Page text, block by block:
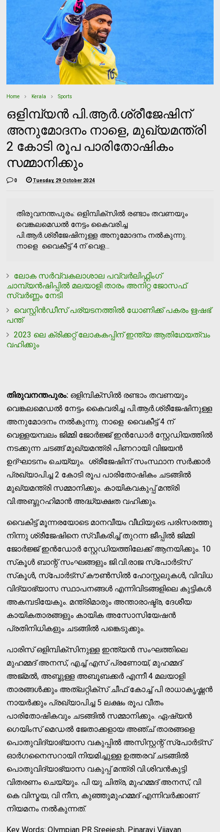
Home Kerala Sports
ഒളിമ്പ്യന്‍ പി.ആര്‍.ശ്രീജേഷിന്
അനുമോദനം നാളെ, മുഖ്യമന്ത്രി
2 കോടി രൂപ പാരിതോഷികം
സമ്മാനിക്കും
0 Tuesday, 29 October 2024
തിരുവനന്തപുരം: ഒളിമ്പിക്‌സില്‍ രണ്ടാം തവണയും
വെങ്കലമെഡല്‍ നേട്ടം കൈവരിച്ച
പി.ആര്‍.ശ്രീജേഷിനുള്ള അനുമോദനം നല്‍കുന്നു.
നാളെ വൈകീട്ട് 4 ന് വെള...
ലോക സര്‍വ്വകലാശാല പവ്വര്‍ലിഫ്റ്റിംഗ്
ചാമ്പ്യന്‍ഷിപ്പില്‍ മലയാളി താരം അനിറ്റ ജോസഫ്
സ്വര്‍ണ്ണം നേടി
വെസ്റ്റിന്‍ഡീസ് പര്യടനത്തില്‍ ധോണിക്ക് പകരം ഋഷഭ്
പന്ത്
2023 ലെ ക്രിക്കറ്റ് ലോകകപ്പിന് ഇന്ത്യ ആതിഥേയത്വം
വഹിക്കും
തിരുവനന്തപുരം: ഒളിമ്പിക്‌സില്‍ രണ്ടാം തവണയും
വെങ്കലമെഡല്‍ നേട്ടം കൈവരിച്ച പി.ആര്‍.ശ്രീജേഷിനുള്ള
അനുമോദനം നല്‍കുന്നു. നാളെ വൈകീട്ട് 4 ന്
വെള്ളയമ്പലം ജിമ്മി ജോര്‍ജ്ജ് ഇന്‍ഡോര്‍ സ്റ്റേഡിയത്തില്‍
നടക്കുന്ന ചടങ്ങ് മുഖ്യമന്ത്രി പിണറായി വിജയന്‍
ഉദ്ഘാടനം ചെയ്യും. ശ്രീജേഷിന് സംസ്ഥാന സര്‍ക്കാര്‍
പ്രഖ്യാപിച്ച 2 കോടി രൂപ പാരിതോഷികം ചടങ്ങില്‍
മുഖ്യമന്ത്രി സമ്മാനിക്കും. കായികവകുപ്പ് മന്ത്രി
വി.അബ്ദുറഹിമാന്‍ അദ്ധ്യക്ഷത വഹിക്കും.
വൈകിട്ട് മൂന്നരയോടെ മാനവീയം വീഥിയുടെ പരിസരത്തു
നിന്നു ശ്രീജേഷിനെ സ്വീകരിച്ച് തുറന്ന ജീപ്പില്‍ ജിമ്മി
ജോര്‍ജ്ജ് ഇന്‍ഡോര്‍ സ്റ്റേഡിയത്തിലേക്ക് ആനയിക്കും. 10
സ്‌കൂള്‍ ബാന്റ് സംഘങ്ങളും ജി.വി.രാജ സ്‌പോര്‍ട്‌സ്
സ്‌കൂള്‍, സ്‌പോര്‍ട്‌സ് കൗണ്‍സില്‍ ഹോസ്റ്റലുകള്‍, വിവിധ
വിദ്യാഭ്യാസ സ്ഥാപനങ്ങള്‍ എന്നിവിടങ്ങളിലെ കുട്ടികള്‍
അകമ്പടിയേകും. മന്ത്രിമാരും അന്താരാഷ്ട്ര, ദേശീയ
കായികതാരങ്ങളും കായിക അസോസിയേഷന്‍
പ്രതിനിധികളും ചടങ്ങില്‍ പങ്കെടുക്കും.
പാരിസ് ഒളിമ്പിക്സിനുള്ള ഇന്ത്യന്‍ സംഘത്തിലെ
മുഹമ്മദ് അനസ്, എച്ച് എസ് പ്രണോയ്, മുഹമ്മദ്
അജ്മല്‍, അബ്ദുള്ള അബൂബക്കര്‍ എന്നീ 4 മലയാളി
താരങ്ങള്‍ക്കും അത്ലറ്റിക്സ് ചീഫ് കോച്ച് പി രാധാകൃഷ്ണന്‍
നായര്‍ക്കും പ്രഖ്യാപിച്ച 5 ലക്ഷം രൂപ വീതം
പാരിതോഷികവും ചടങ്ങില്‍ സമ്മാനിക്കും. ഏഷ്യന്‍
ഗെയിംസ് മെഡല്‍ ജേതാക്കളായ അഞ്ച് താരങ്ങളെ
പൊതുവിദ്യാഭ്യാസ വകുപ്പില്‍ അസിസ്റ്റന്റ് സ്‌പോര്‍ട്‌സ്
ഓര്‍ഗനൈസറായി നിയമിച്ചുള്ള ഉത്തരവ് ചടങ്ങില്‍
പൊതുവിദ്യാഭ്യാസ വകുപ്പ് മന്ത്രി വി.ശിവന്‍കുട്ടി
വിതരണം ചെയ്യും. പി യു ചിത്ര, മുഹമ്മദ് അനസ്, വി
കെ വിസ്മയ, വി നീന, കുഞ്ഞുമുഹമ്മദ് എന്നിവര്‍ക്കാണ്
നിയമനം നല്‍കുന്നത്.
Key Words: Olympian PR Sreejesh, Pinarayi Vijayan